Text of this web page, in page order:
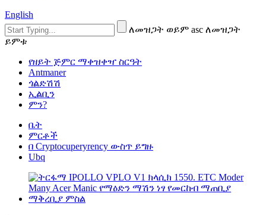
English
ለመዝጋት ወይም asc ለመዝጋት
ይምቱ
የዘይት ጅምር ማቀዝቀዣ ስርዓት
Antmaner
ጎልድሽሽ
ኢልቢን
ምን?
ቤት
ምርቶች
በ Cryptocuperyrency ውስጥ ይግዙ
Ubq